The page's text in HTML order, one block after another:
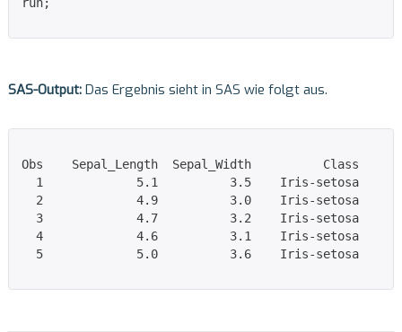
SAS-Output: Das Ergebnis sieht in SAS wie folgt aus.
Obs    Sepal_Length  Sepal_Width          Class
  1             5.1          3.5    Iris-setosa
  2             4.9          3.0    Iris-setosa
  3             4.7          3.2    Iris-setosa
  4             4.6          3.1    Iris-setosa
  5             5.0          3.6    Iris-setosa